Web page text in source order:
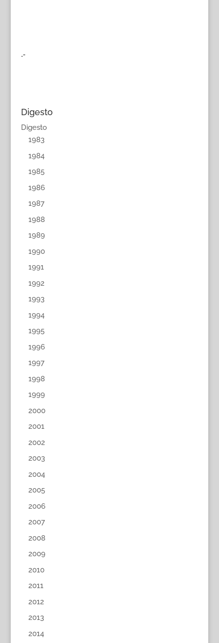
.-
Digesto
Digesto
1983
1984
1985
1986
1987
1988
1989
1990
1991
1992
1993
1994
1995
1996
1997
1998
1999
2000
2001
2002
2003
2004
2005
2006
2007
2008
2009
2010
2011
2012
2013
2014